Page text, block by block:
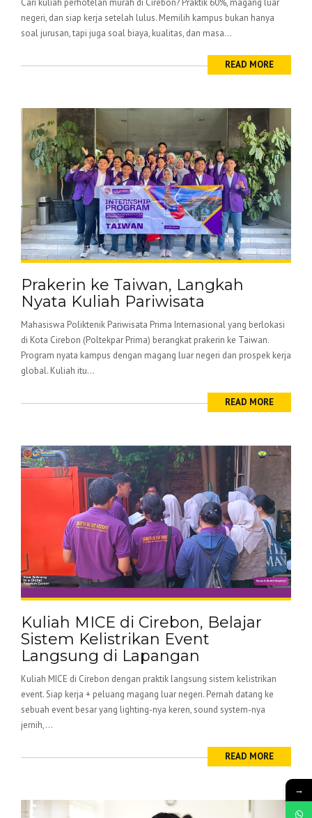
negeri, dan siap kerja setelah lulus. Memilih kampus bukan hanya
soal jurusan, tapi juga soal biaya, kualitas, dan masa...
READ MORE
Prakerin ke Taiwan, Langkah
Nyata Kuliah Pariwisata
Mahasiswa Poliktenik Pariwisata Prima Internasional yang berlokasi
di Kota Cirebon (Poltekpar Prima) berangkat prakerin ke Taiwan.
Program nyata kampus dengan magang luar negeri dan prospek kerja
global. Kuliah itu...
READ MORE
Kuliah MICE di Cirebon, Belajar
Sistem Kelistrikan Event
Langsung di Lapangan
Kuliah MICE di Cirebon dengan praktik langsung sistem kelistrikan
event. Siap kerja + peluang magang luar negeri. Pernah datang ke
sebuah event besar yang lighting-nya keren, sound system-nya
jernih,...
READ MORE
→